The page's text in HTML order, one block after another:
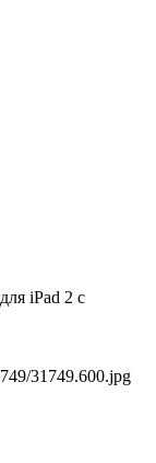
iPad 2 с
31749.600.jpg